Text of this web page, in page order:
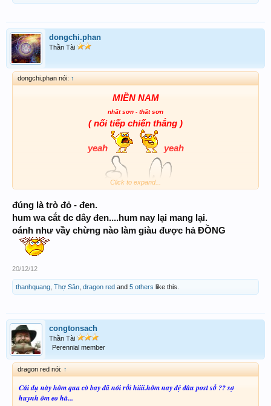
dongchi.phan
Thần Tài
dongchi.phan nói: ↑
MIỀN NAM
nhất sơn - thất sơn
( nối tiếp chiến thắng )
yeah yeah
một cặp số đẹp hum nay
40 * 04
thôi thì đập luôn 3c.8
CHÚC ACE BIG WIN ĐỎ LỪ
Click to expand...
đúng là trò đỏ - đen.
hum wa cắt dc dây đen....hum nay lại mang lại.
oánh như vầy chừng nào làm giàu được hả ĐỒNG
20/12/12
thanhquang Thợ Săn dragon red and 5 others like this.
congtonsach
Thần Tài
Perennial member
dragon red nói: ↑
Cái dụ này hôm qua cò bay đã nói rồi hiiii.hôm nay đệ đâu post số ?? sợ
huynh ôm eo há...